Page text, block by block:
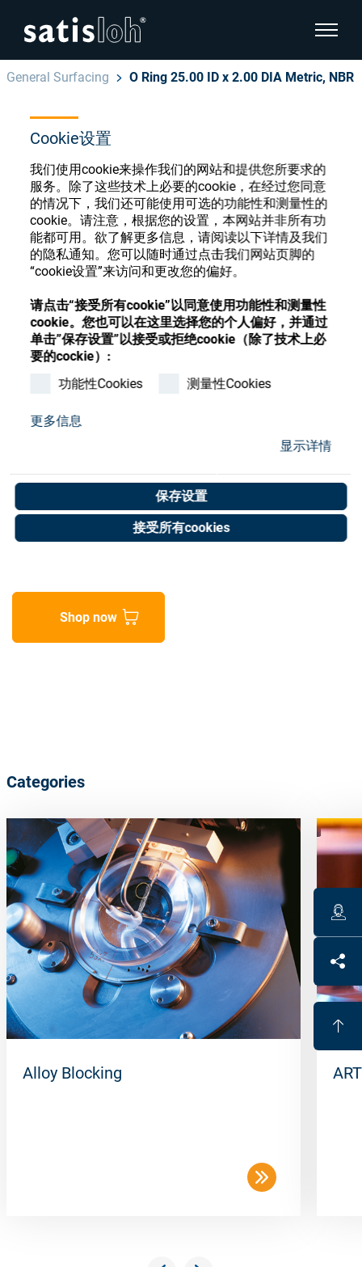
Cookie设置
我们使用cookie来操作我们的网站和提供您所要求的
服务。除了这些技术上必要的cookie，在经过您同意
的情况下，我们还可能使用可选的功能性和测量性的
cookie。请注意，根据您的设置，本网站并非所有功
能都可用。欲了解更多信息，请阅读以下详情及我们
的隐私通知。您可以随时通过点击我们网站页脚的
“cookie设置”来访问和更改您的偏好。
请点击“接受所有cookie”以同意使用功能性和测量性
cookie。您也可以在这里选择您的个人偏好，并通过
单击”保存设置”以接受或拒绝cookie（除了技术上必
要的cockie）:
功能性Cookies
测量性Cookies
更多信息
显示详情
保存设置
接受所有cookies
显示页
汉语
眼镜光学
精密光学
我们是谁
加入我们
隐藏页面导航
English
Deutsch
Español
Français
General Surfacing O Ring 25.00 ID x 2.00 DIA Metric, NBR
眼镜光学耗材商店
注册或登录以访问您的帐户，并了解我们的各
种眼镜光学耗材
注册 登录
O Ring 25.00 ID x 2.00 DIA
Metric, NBR
Art. No. 50000045
Unit of measure : Piece
Shop now
Categories
Alloy Blocking